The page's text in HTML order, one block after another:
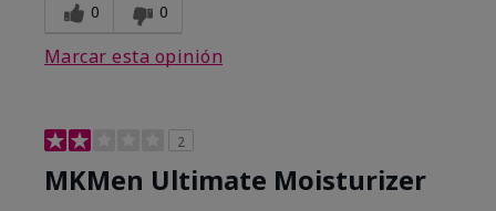
0 0
Marcar esta opinión
2
MKMen Ultimate Moisturizer